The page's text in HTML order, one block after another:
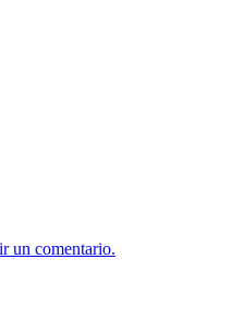
es práctico para
viajes, manteniendo la
fabricación refuerza la
un comentario.